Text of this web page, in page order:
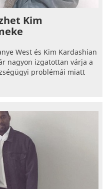
Kim
West és Kim Kardashian
nagyon izgatottan várja a
problémái miatt